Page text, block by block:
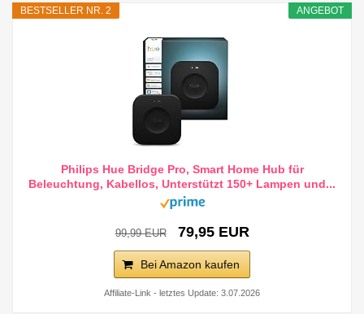
ANGEBOT
BESTSELLER NR. 2
Philips Hue Bridge Pro, Smart Home Hub für
Beleuchtung, Kabellos, Unterstützt 150+ Lampen und...
99,99 EUR 79,95 EUR
Bei Amazon kaufen
Affiliate-Link - letztes Update: 3.07.2026